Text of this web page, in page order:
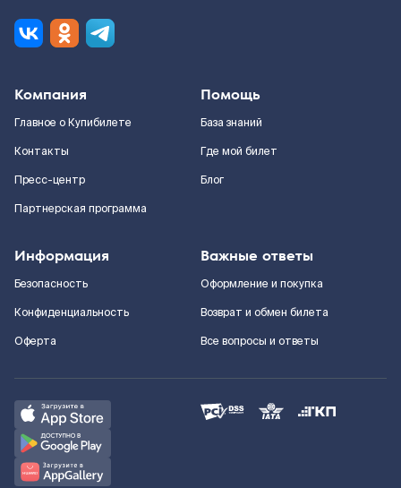
Компания
Главное о Купибилете
Контакты
Пресс-центр
Партнерская программа
Помощь
База знаний
Где мой билет
Блог
Информация
Безопасность
Конфиденциальность
Оферта
Важные ответы
Оформление и покупка
Возврат и обмен билета
Все вопросы и ответы